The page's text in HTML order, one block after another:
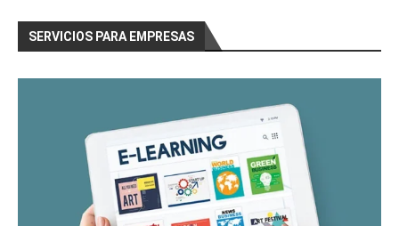
SERVICIOS PARA EMPRESAS